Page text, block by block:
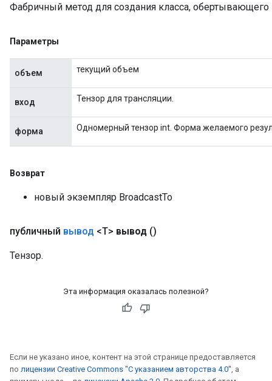
Фабричный метод для создания класса,
Параметры
объем текущий объем
вход Тензор для трансляции.
форма Одномерный тензор int. Форма желаемого
Возврат
новый экземпляр BroadcastTo
публичный вывод <T> вывод ()
Тензор.
Эта информация оказалась полезной?
Если не указано иное, контент на этой странице предоставляется
по лицензии Creative Commons "С указанием авторства 4.0" , а